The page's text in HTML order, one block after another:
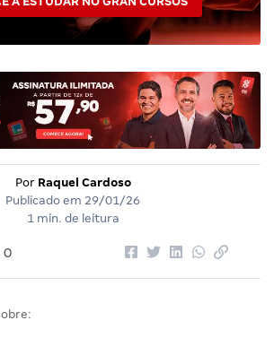
Por Raquel Cardoso
Publicado em 29/01/26
1 min. de leitura
0